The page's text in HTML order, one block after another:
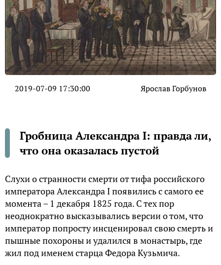
2019-07-09 17:30:00 Ярослав Горбунов
Гробница Александра I: правда ли,
что она оказалась пустой
Слухи о странности смерти от тифа российского
императора Александра I появились с самого ее
момента – 1 декабря 1825 года. С тех пор
неоднократно высказывались версии о том, что
император попросту инсценировал свою смерть и
пышные похороны и удалился в монастырь, где
жил под именем старца Федора Кузьмича.